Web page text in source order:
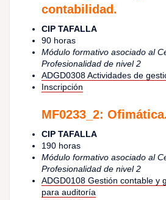
contabilidad.
CIP TAFALLA
90 horas
Módulo formativo asociado al
Profesionalidad de nivel 2
ADGD0308 Actividades de
Inscripción
MF0233_2: Ofimática
CIP TAFALLA
190 horas
Módulo formativo asociado al
Profesionalidad de nivel 2
ADGD0108 Gestión contable y
para auditoría